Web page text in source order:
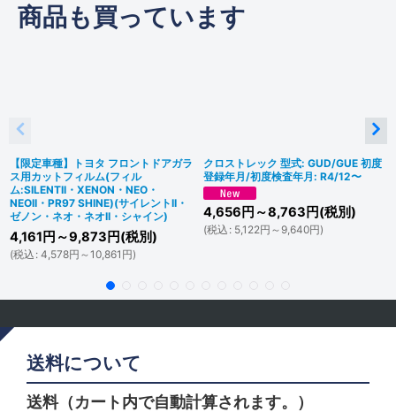
商品も買っています
【限定車種】トヨタ フロントドアガラ
ス用カットフィルム(フィル
ム:SILENTII・XENON・NEO・
NEOII・PR97 SHINE)(サイレントII・
ゼノン・ネオ・ネオII・シャイン)
4,161 円 ～9,873 円(税別)
(税込 : 4,578円 ～10,861 円)
クロストレック 型式: GUD/GUE 初度
登録年月/初度検査年月: R4/12〜
4,656 円 ～8,763 円(税別)
(税込 : 5,122円 ～9,640円)
送料について
送料（カート内で自動計算されます。）